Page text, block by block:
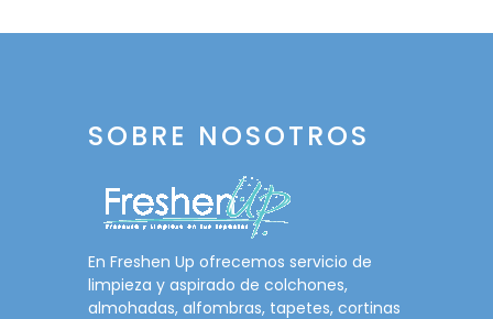
SOBRE NOSOTROS
En Freshen Up ofrecemos servicio de
limpieza y aspirado de colchones,
almohadas, alfombras, tapetes, cortinas